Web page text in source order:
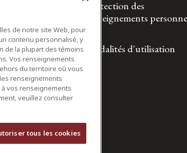
Protection des
renseignements
Modalités d'utilisation
de notre site Web, pour
contenu personnalisé, y
de la plupart des témoins
Vos renseignements
du territoire où vous
renseignements
à vos renseignements
veuillez consulter
tous les cookies